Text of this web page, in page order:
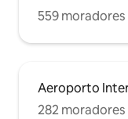
559
Aeroporto
282